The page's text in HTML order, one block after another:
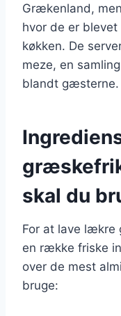
Grækenland,
hvor de er
køkken. De
meze, en
blandt gæsterne.
skal du
For at lave
en række friske
over de mest
bruge: